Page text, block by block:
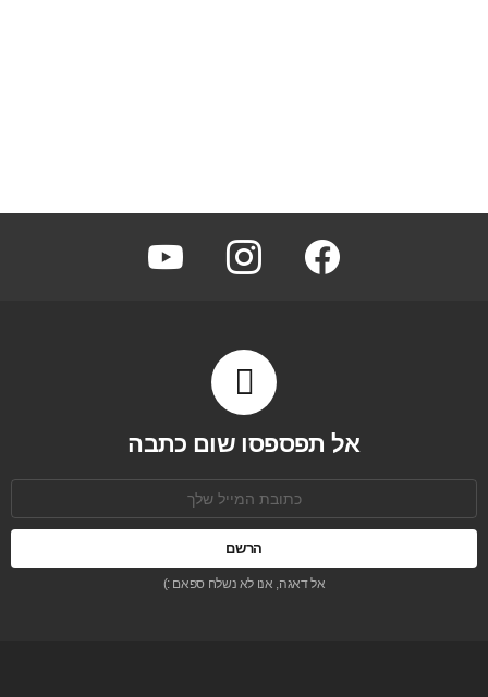
facebook
instagram
אל תפספסו שום כתבה
אל דאגה, אנו לא נשלח ספאם :)